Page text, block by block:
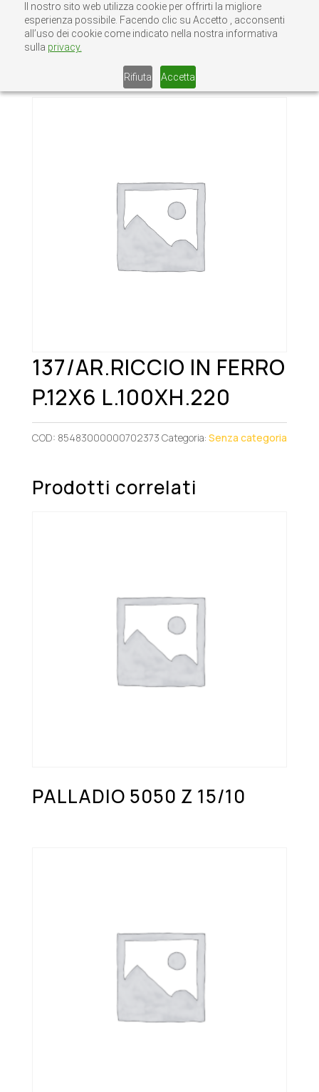
Il nostro sito web utilizza cookie per offrirti la migliore
esperienza possibile. Facendo clic su Accetto , acconsenti
all’uso dei cookie come indicato nella nostra informativa
sulla privacy.
Rifiuta Accetta
Home/Senza categoria
FERRO P.12X6 L.100XH.220
137/AR.RICCIO IN FERRO
P.12X6 L.100XH.220
COD: 85483000000702373 Categoria: Senza categoria
Prodotti correlati
PALLADIO 5050 Z 15/10